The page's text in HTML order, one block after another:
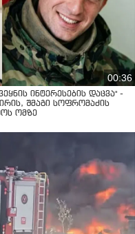
00:36
ინტერესების დაცვა" -
შმაგი სოფრომაძის
ომზე